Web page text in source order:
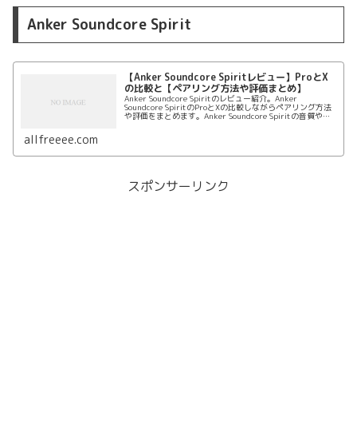
Anker Soundcore Spirit
【Anker Soundcore Spiritレビュー】ProとX
の比較と【ペアリング方法や評価まとめ】
Anker Soundcore Spiritのレビュー紹介。Anker
Soundcore SpiritのProとXの比較しながらペアリング方法
や評価をまとめます。Anker Soundcore Spiritの音質や音
allfreeee.com
スポンサーリンク